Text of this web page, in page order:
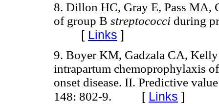
8. Dillon HC, Gray E, Pass MA,
of group B streptococci during
[ Links ]
9. Boyer KM, Gadzala CA,
intrapartum chemoprophylaxis
onset disease. II. Predictive
148: 802-9.
[ Links ]